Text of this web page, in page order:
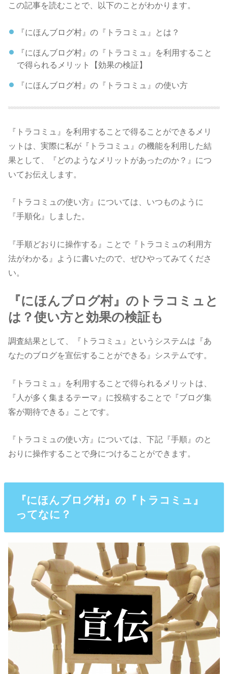
この記事を読むことで、以下のことがわかります。
『にほんブログ村』の『トラコミュ』とは？
『にほんブログ村』の『トラコミュ』を利用すること
で得られるメリット【効果の検証】
『にほんブログ村』の『トラコミュ』の使い方
『トラコミュ』を利用することで得ることができるメリ
ットは、実際に私が『トラコミュ』の機能を利用した結
果として、『どのようなメリットがあったのか？』につ
いてお伝えします。
『トラコミュの使い方』については、いつものように
『手順化』しました。
『手順どおりに操作する』ことで『トラコミュの利用方
法がわかる』ように書いたので、ぜひやってみてくださ
い。
『にほんブログ村』のトラコミュと
は？使い方と効果の検証も
調査結果として、『トラコミュ』というシステムは『あ
なたのブログを宣伝することができる』システムです。
『トラコミュ』を利用することで得られるメリットは、
『人が多く集まるテーマ』に投稿することで『ブログ集
客が期待できる』ことです。
『トラコミュの使い方』については、下記『手順』のと
おりに操作することで身につけることができます。
『にほんブログ村』の『トラコミュ』
ってなに？